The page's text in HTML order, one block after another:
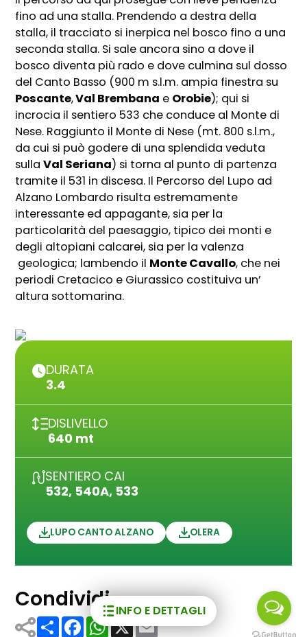
INFO E DETTAGLI
fino ad una stalla. Prendendo a destra della
stalla, il tracciato si inerpica nel bosco fino a una
seconda stalla. Si sale ancora sino a dove il
bosco diventa più rado e dove culmina sul dosso
del Canto Basso (900 m s.l.m. ampia finestra su
Poscante,Val Brembana e Orobie); qui si
incrocia il sentiero 533 che conduce al Monte di
Nese. Raggiunto il Monte di Nese (mt. 800 s.l.m.,
da cui si può godere di una splendida veduta
sullaVal Seriana) si torna al punto di partenza
tramite il 531 in discesa. Il Percorso del Lupo ad
Alzano Lombardo risulta estremamente
interessante ed appagante, sia per la
particolarità del paesaggio, tipico dei monti e
degli altopiani calcarei, sia per la valenza
geologica; lambendo il Monte Cavallo, che nei
periodi Cretacico e Giurassico costituiva un’
altura sottomarina.
DURATA
3.4
DISLIVELLO
640 mt
SENTIERO CAI
532, 540A, 533
LUPO CANTO ALZANO OLERA
Condividi
ShareFacebookWhatsApp